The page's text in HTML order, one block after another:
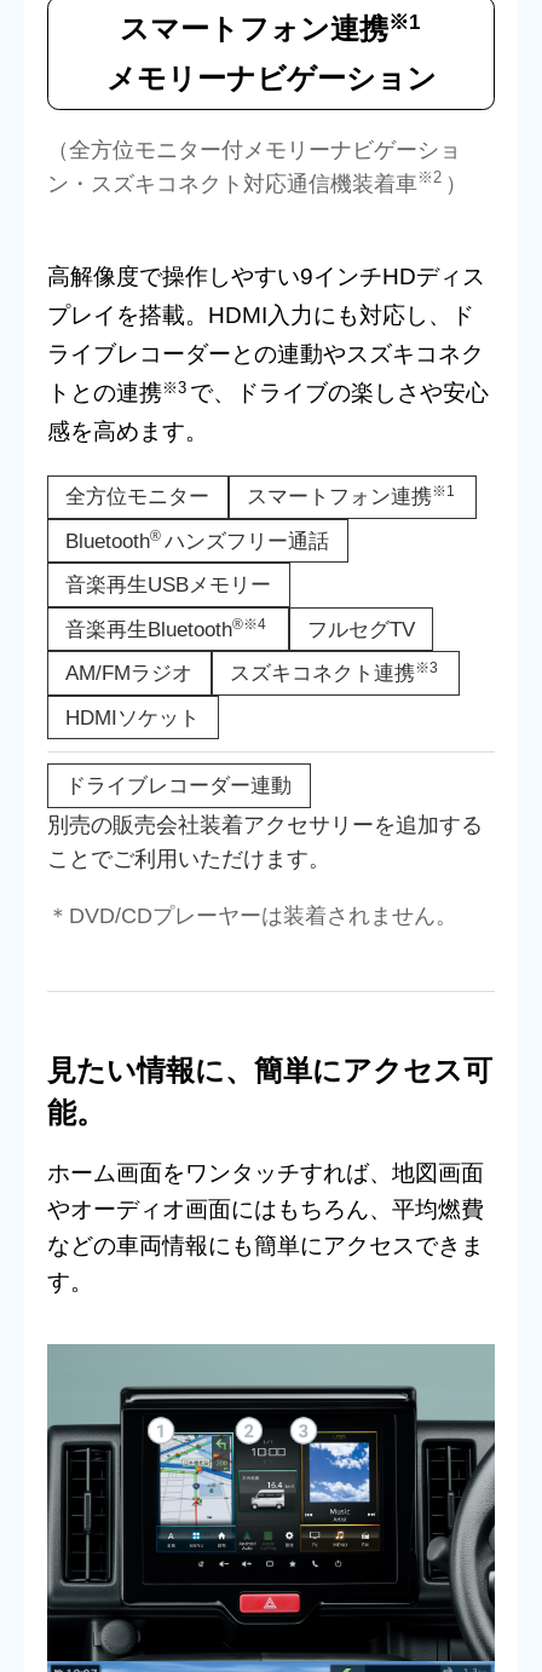
スマートフォン連携※1
メモリーナビゲーション
（全方位モニター付メモリーナビゲーショ
ン・スズキコネクト対応通信機装着車※2 ）
高解像度で操作しやすい9インチHDディス
プレイを搭載。HDMI入力にも対応し、ド
ライブレコーダーとの連動やスズキコネク
トとの連携※3 で、ドライブの楽しさや安心
感を高めます。
全方位モニター スマートフォン連携※1
Bluetooth® ハンズフリー通話
音楽再生USBメモリー
音楽再生Bluetooth®※4
フルセグTV
AM/FMラジオ
スズキコネクト連携※3
HDMIソケット
ドライブレコーダー連動
別売の販売会社装着アクセサリーを追加する
ことでご利用いただけます。
＊DVD/CDプレーヤーは装着されません。
見たい情報に、簡単にアクセス可
能。
ホーム画面をワンタッチすれば、地図画面
やオーディオ画面にはもちろん、平均燃費
などの車両情報にも簡単にアクセスできま
す。